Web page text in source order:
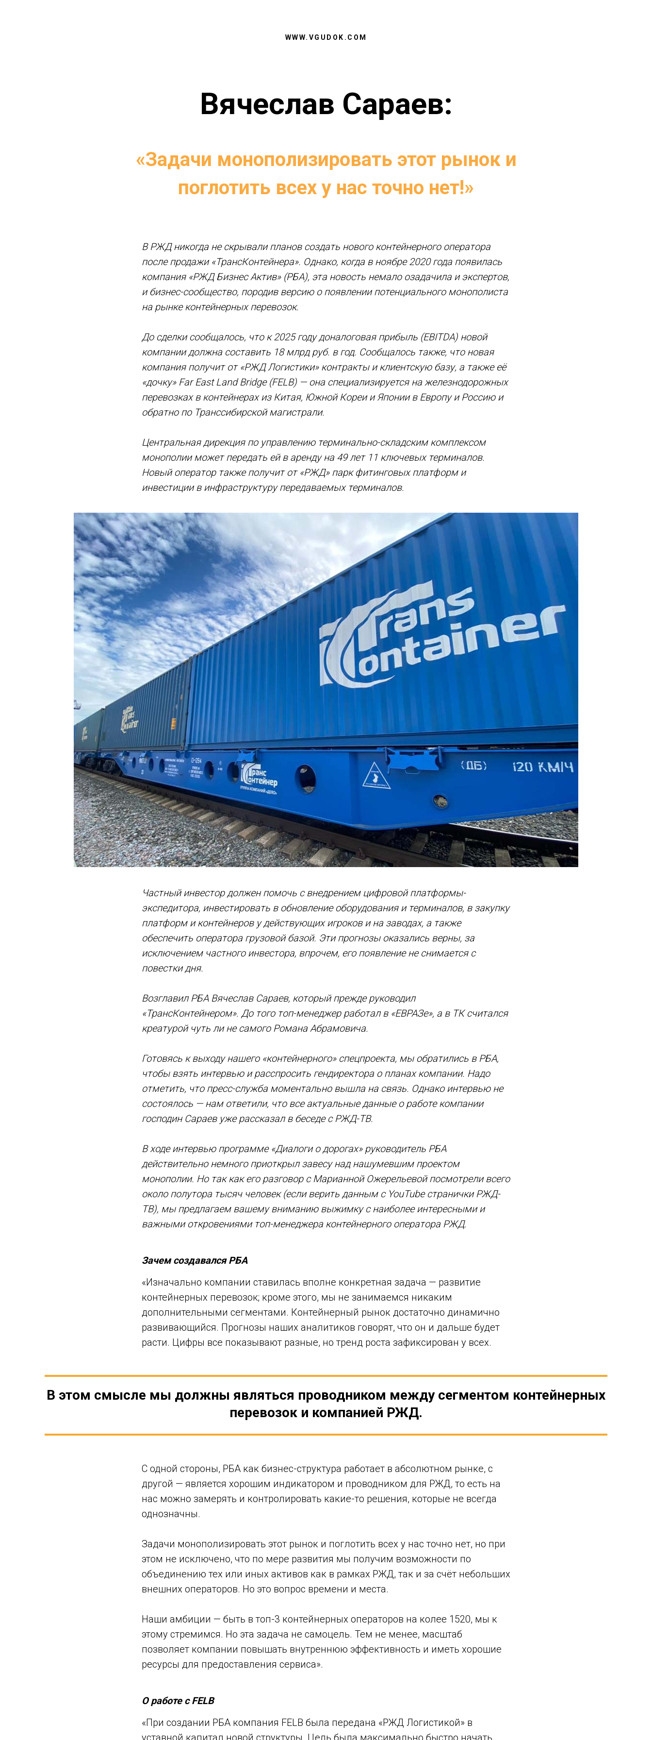
WWW.VGUDOK.COM
Вячеслав Сараев:
«Задачи монополизировать этот рынок и
поглотить всех у нас точно нет!»
В РЖД никогда не скрывали планов создать нового контейнерного оператора
после продажи «ТрансКонтейнера». Однако, когда в ноябре 2020 года появилась
компания «РЖД Бизнес Актив» (РБА), эта новость немало озадачила и экспертов,
и бизнес-сообщество, породив версию о появлении потенциального монополиста
на рынке контейнерных перевозок.
До сделки сообщалось, что к 2025 году доналоговая прибыль (EBITDA) новой
компании должна составить 18 млрд руб. в год. Сообщалось также, что новая
компания получит от «РЖД Логистики» контракты и клиентскую базу, а также её
«дочку» Far East Land Bridge (FELB) — она специализируется на железнодорожных
перевозках в контейнерах из Китая, Южной Кореи и Японии в Европу и Россию и
обратно по Транссибирской магистрали.
Центральная дирекция по управлению терминально-складским комплексом
монополии может передать ей в аренду на 49 лет 11 ключевых терминалов.
Новый оператор также получит от «РЖД» парк фитинговых платформ и
инвестиции в инфраструктуру передаваемых терминалов.
Частный инвестор должен помочь с внедрением цифровой платформы-
экспедитора, инвестировать в обновление оборудования и терминалов, в закупку
платформ и контейнеров у действующих игроков и на заводах, а также
обеспечить оператора грузовой базой. Эти прогнозы оказались верны, за
исключением частного инвестора, впрочем, его появление не снимается с
повестки дня.
Возглавил РБА Вячеслав Сараев, который прежде руководил
«ТрансКонтейнером». До того топ-менеджер работал в «ЕВРАЗе», а в ТК считался
креатурой чуть ли не самого Романа Абрамовича.
Готовясь к выходу нашего «контейнерного» спецпроекта, мы обратились в РБА,
чтобы взять интервью и расспросить гендиректора о планах компании. Надо
отметить, что пресс-служба моментально вышла на связь. Однако интервью не
состоялось — нам ответили, что все актуальные данные о работе компании
господин Сараев уже рассказал в беседе с РЖД-ТВ.
В ходе интервью программе «Диалоги о дорогах» руководитель РБА
действительно немного приоткрыл завесу над нашумевшим проектом
монополии. Но так как его разговор с Марианной Ожерельевой посмотрели всего
около полутора тысяч человек (если верить данным с YouTube странички РЖД-
ТВ), мы предлагаем вашему вниманию выжимку с наиболее интересными и
важными откровениями топ-менеджера контейнерного оператора РЖД.
Зачем создавался РБА
«Изначально компании ставилась вполне конкретная задача — развитие
контейнерных перевозок; кроме этого, мы не занимаемся никаким
дополнительными сегментами. Контейнерный рынок достаточно динамично
развивающийся. Прогнозы наших аналитиков говорят, что он и дальше будет
расти. Цифры все показывают разные, но тренд роста зафиксирован у всех.
В этом смысле мы должны являться проводником между сегментом контейнерных
перевозок и компанией РЖД.
С одной стороны, РБА как бизнес-структура работает в абсолютном рынке, с
другой — является хорошим индикатором и проводником для РЖД, то есть на
нас можно замерять и контролировать какие-то решения, которые не всегда
однозначны.
Задачи монополизировать этот рынок и поглотить всех у нас точно нет, но при
этом не исключено, что по мере развития мы получим возможности по
объединению тех или иных активов как в рамках РЖД, так и за счёт небольших
внешних операторов. Но это вопрос времени и места.
Наши амбиции — быть в топ-3 контейнерных операторов на колее 1520, мы к
этому стремимся. Но эта задача не самоцель. Тем не менее, масштаб
позволяет компании повышать внутреннюю эффективность и иметь хорошие
ресурсы для предоставления сервиса».
О работе с FELB
«При создании РБА компания FELB была передана «РЖД Логистикой» в
уставной капитал новой структуры. Цель была максимально быстро начать